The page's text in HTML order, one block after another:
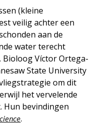
(kleine
veilig achter een
aan de
water terecht
Bioloog Víctor Ortega-
State University
om dit
het vervelende
Hun bevindingen
.